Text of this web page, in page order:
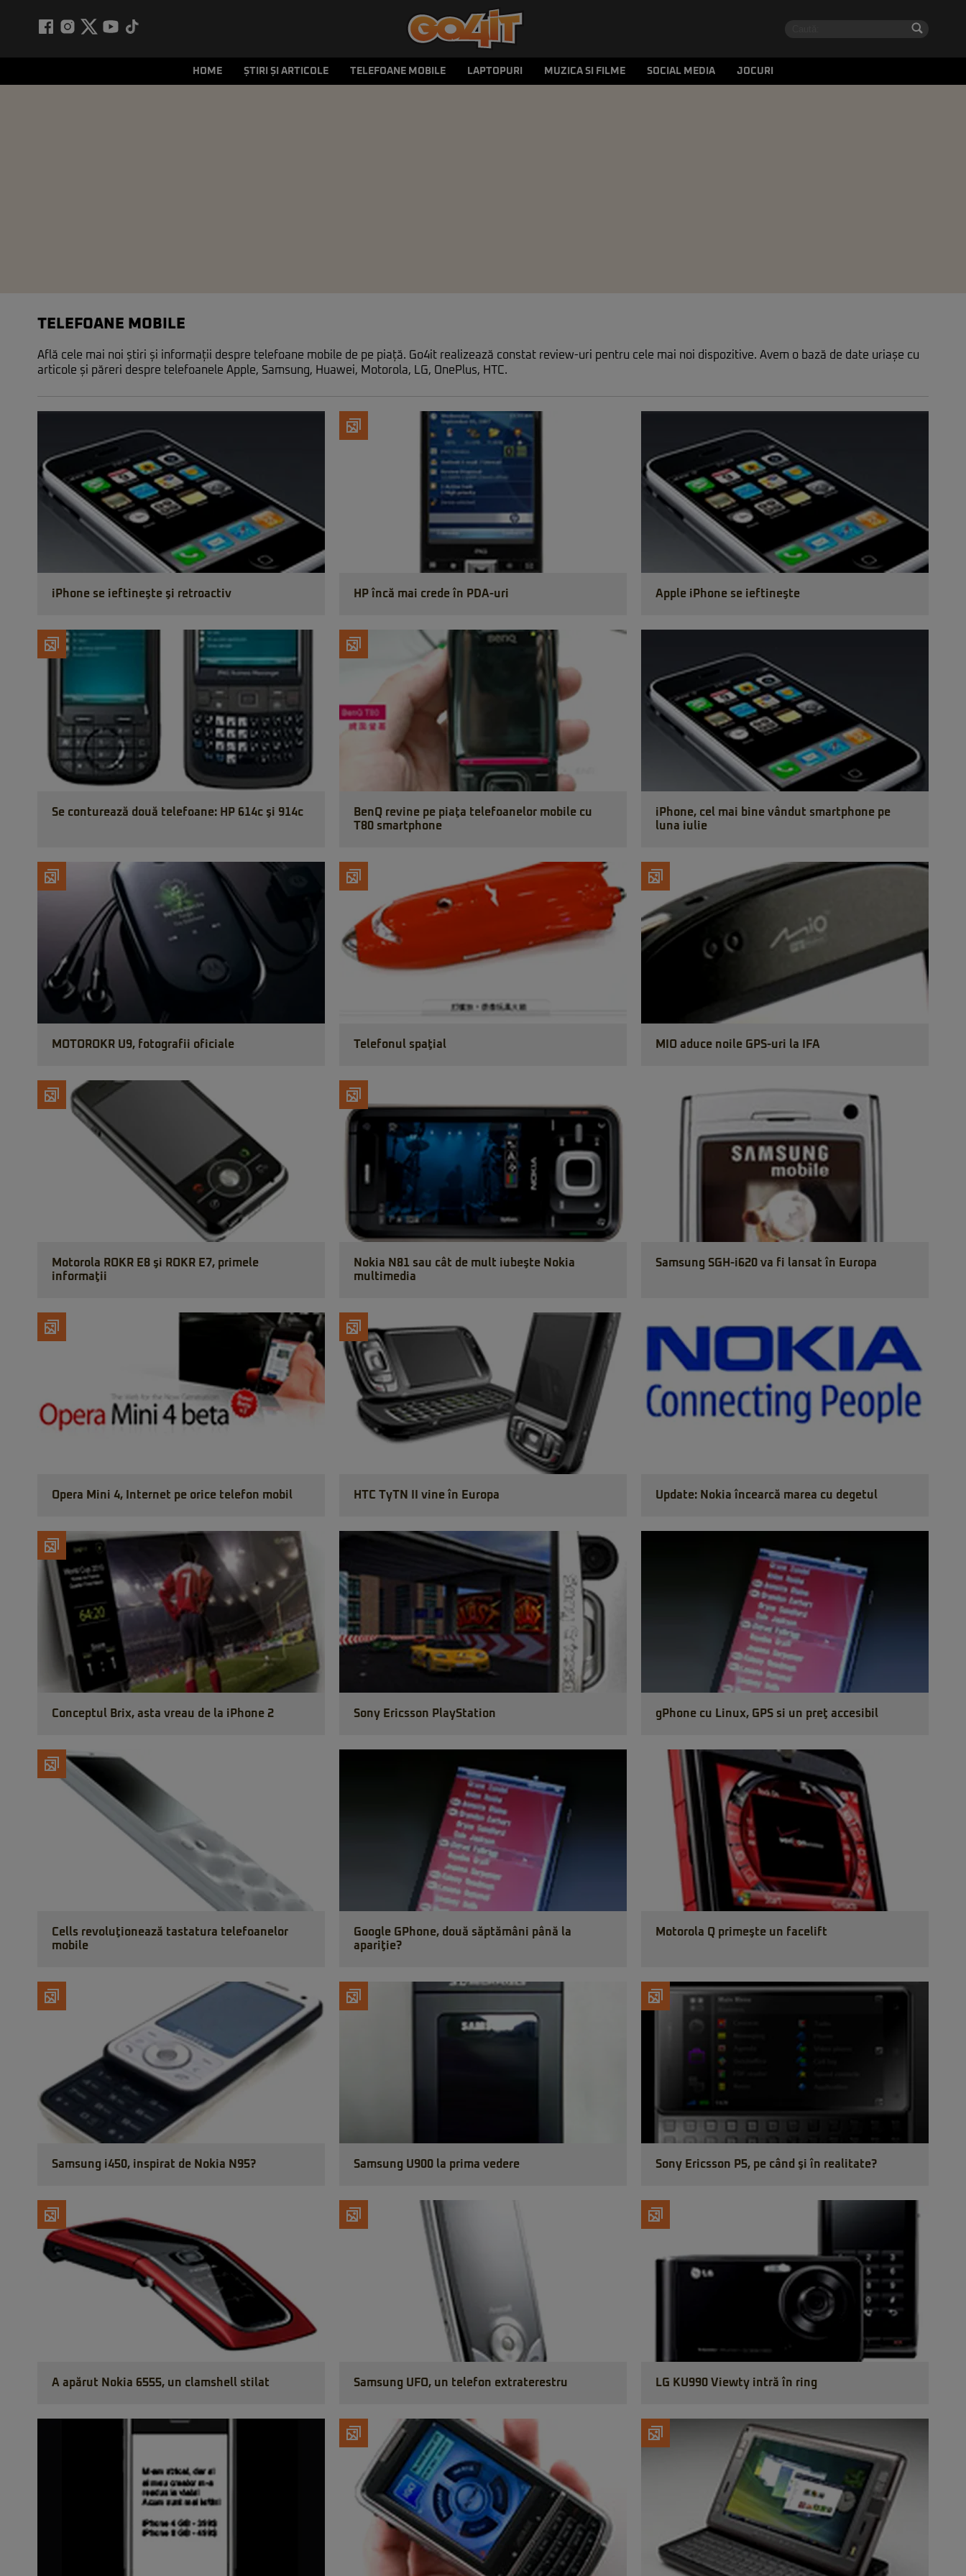
HOME ȘTIRI ȘI ARTICOLE TELEFOANE MOBILE LAPTOPURI MUZICA SI FILME SOCIAL MEDIA JOCURI
TELEFOANE MOBILE
Află cele mai noi știri și informații despre telefoane mobile de pe piață. Go4it realizează constat review-uri pentru cele mai noi dispozitive. Avem o bază de date uriașe cu
articole și păreri despre telefoanele Apple, Samsung, Huawei, Motorola, LG, OnePlus, HTC.
iPhone se ieftineşte şi retroactiv HP încă mai crede în PDA-uri Apple iPhone se ieftineşte
Se conturează două telefoane: HP 614c şi 914c
BenQ revine pe piaţa telefoanelor mobile cu
T80 smartphone
iPhone, cel mai bine vândut smartphone pe
luna iulie
MOTOROKR U9, fotografii oficiale Telefonul spaţial MIO aduce noile GPS-uri la IFA
Motorola ROKR E8 şi ROKR E7, primele
informaţii
Nokia N81 sau cât de mult iubeşte Nokia
multimedia
Samsung SGH-i620 va fi lansat în Europa
Opera Mini 4, Internet pe orice telefon mobil HTC TyTN II vine în Europa Update: Nokia încearcă marea cu degetul
Conceptul Brix, asta vreau de la iPhone 2 Sony Ericsson PlayStation gPhone cu Linux, GPS si un preţ accesibil
Cells revoluţionează tastatura telefoanelor
mobile
Google GPhone, două săptămâni până la
apariţie?
Motorola Q primeşte un facelift
Samsung i450, inspirat de Nokia N95? Samsung U900 la prima vedere Sony Ericsson P5, pe când şi în realitate?
A apărut Nokia 6555, un clamshell stilat Samsung UFO, un telefon extraterestru LG KU990 Viewty intră în ring